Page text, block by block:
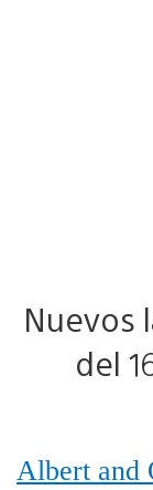
Nuevos
del
Albert and